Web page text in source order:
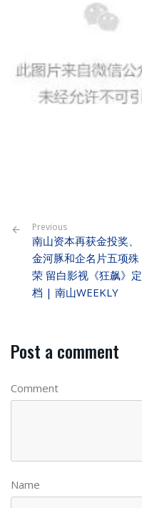
Previous
南山资本再获金投奖、
金河豚和企名片五项殊
荣 留白影视《狂飙》定
档 | 南山WEEKLY
Post a comment
Comment
Name